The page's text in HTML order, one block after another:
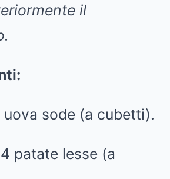
il
sode (a cubetti).
patate lesse (a